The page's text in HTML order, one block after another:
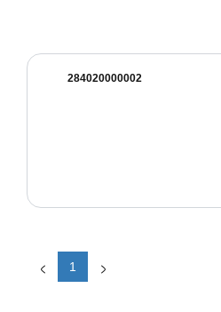
284020000002
1